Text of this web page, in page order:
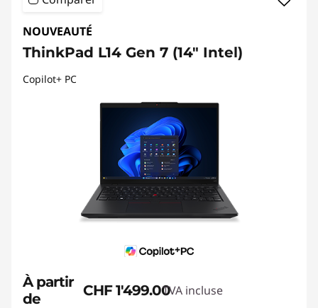
NOUVEAUTÉ
ThinkPad L14 Gen 7 (14" Intel)
Copilot+ PC
À partir
de
CHF 1'499.00TVA incluse